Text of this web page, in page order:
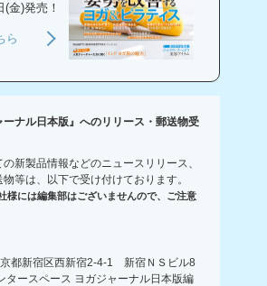
金)発売！
ら
ナル日本版』へのリリース・郵送物受
新製品情報などのニュースリリース、
等は、以下で受け付けております。
様には編集部はございませんので、ご注意
都新宿区西新宿2-4-1 新宿ＮＳビル8
タースペース ヨガジャーナル日本版編